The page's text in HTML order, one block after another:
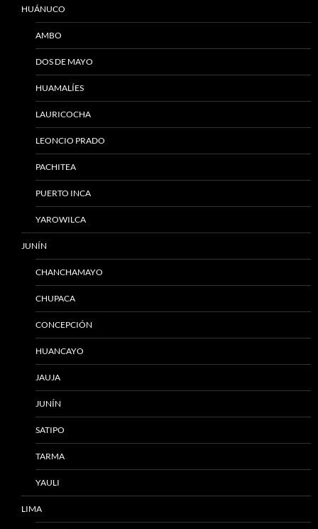
HUÁNUCO
AMBO
DOS DE MAYO
HUAMALÍES
LAURICOCHA
LEONCIO PRADO
PACHITEA
PUERTO INCA
YAROWILCA
JUNÍN
CHANCHAMAYO
CHUPACA
CONCEPCIÓN
HUANCAYO
JAUJA
JUNÍN
SATIPO
TARMA
YAULI
LIMA